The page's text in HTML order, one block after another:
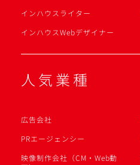
インハウスライター
インハウスWebデザイナー
人気業種
広告会社
PRエージェンシー
映像制作会社（CM・Web動